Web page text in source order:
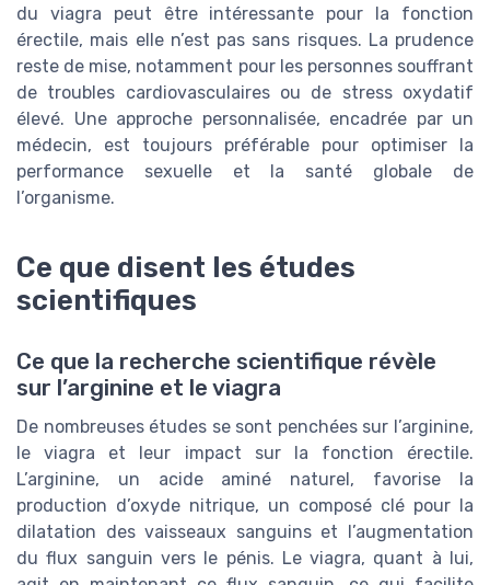
du viagra peut être intéressante pour la fonction
érectile, mais elle n’est pas sans risques. La prudence
reste de mise, notamment pour les personnes souffrant
de troubles cardiovasculaires ou de stress oxydatif
élevé. Une approche personnalisée, encadrée par un
médecin, est toujours préférable pour optimiser la
performance sexuelle et la santé globale de
l’organisme.
Ce que disent les études
scientifiques
Ce que la recherche scientifique révèle
sur l’arginine et le viagra
De nombreuses études se sont penchées sur l’arginine,
le viagra et leur impact sur la fonction érectile.
L’arginine, un acide aminé naturel, favorise la
production d’oxyde nitrique, un composé clé pour la
dilatation des vaisseaux sanguins et l’augmentation
du flux sanguin vers le pénis. Le viagra, quant à lui,